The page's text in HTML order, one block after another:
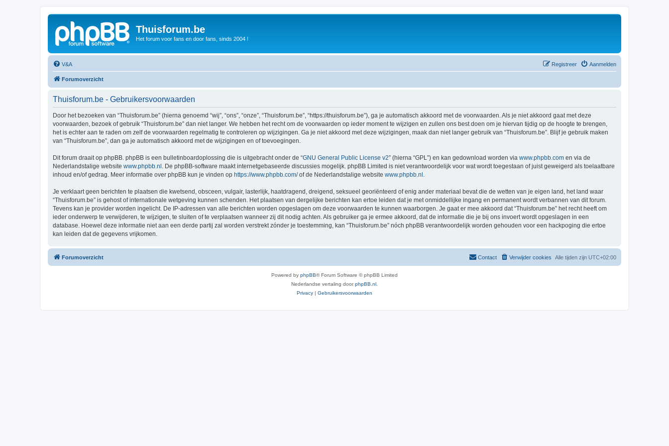
Thuisforum.be
Het forum voor fans en door fans, sinds 2004 !
V&A Aanmelden
Registreer
Forumoverzicht
Thuisforum.be - Gebruikersvoorwaarden
Door het bezoeken van “Thuisforum.be” (hierna genoemd “wij”, “ons”, “onze”, “Thuisforum.be”, “https://thuisforum.be”), ga je automatisch akkoord met de voorwaarden. Als je niet akkoord gaat met deze
voorwaarden, bezoek of gebruik “Thuisforum.be” dan niet langer. We hebben het recht om de voorwaarden op ieder moment te wijzigen en zullen ons best doen om je hiervan tijdig op de hoogte te brengen,
het is echter aan te raden om zelf de voorwaarden regelmatig te controleren op wijzigingen. Ga je niet akkoord met deze wijzigingen, maak dan niet langer gebruik van “Thuisforum.be”. Blijf je gebruik maken
van “Thuisforum.be”, dan ga je automatisch akkoord met de wijzigingen en of toevoegingen.
Dit forum draait op phpBB. phpBB is een bulletinboardoplossing die is uitgebracht onder de “GNU General Public License v2” (hierna “GPL”) en kan gedownload worden via www.phpbb.com en via de
Nederlandstalige website www.phpbb.nl . De phpBB-software maakt internetgebaseerde discussies mogelijk. phpBB Limited is niet verantwoordelijk voor wat wordt toegestaan of juist geweigerd als toelaatbare
inhoud en/of gedrag. Meer informatie over phpBB kun je vinden op https://www.phpbb.com/of de Nederlandstalige website www.phpbb.nl
Je verklaart geen berichten te plaatsen die kwetsend, obsceen, vulgair, lasterlijk, haatdragend, dreigend, seksueel georiënteerd of enig ander materiaal bevat die de wetten van je eigen land, het land waar
“Thuisforum.be” is gehost of internationale wetgeving kunnen schenden. Het plaatsen van dergelijke berichten kan ertoe leiden dat je met onmiddellijke ingang en permanent wordt verbannen van dit forum.
Tevens kan je provider worden ingelicht. De IP-adressen van alle berichten worden opgeslagen om deze voorwaarden te kunnen waarborgen. Je gaat er mee akkoord dat “Thuisforum.be” het recht heeft om
ieder onderwerp te verwijderen, te wijzigen, te sluiten of te verplaatsen wanneer zij dit nodig achten. Als gebruiker ga je ermee akkoord, dat de informatie die je bij ons invoert wordt opgeslagen in een
database. Hoewel deze informatie niet aan een derde partij zal worden verstrekt zónder je toestemming, kan “Thuisforum.be” nóch phpBB verantwoordelijk worden gehouden voor een hackpoging die ertoe
kan leiden dat de gegevens vrijkomen.
Forumoverzicht Alle tijden zijn UTC+02:00
Verwijder cookies
Contact
Powered by phpBB® Forum Software © phpBB Limited
Nederlandse vertaling doorphpBB.nl
Privacy | Gebruikersvoorwaarden